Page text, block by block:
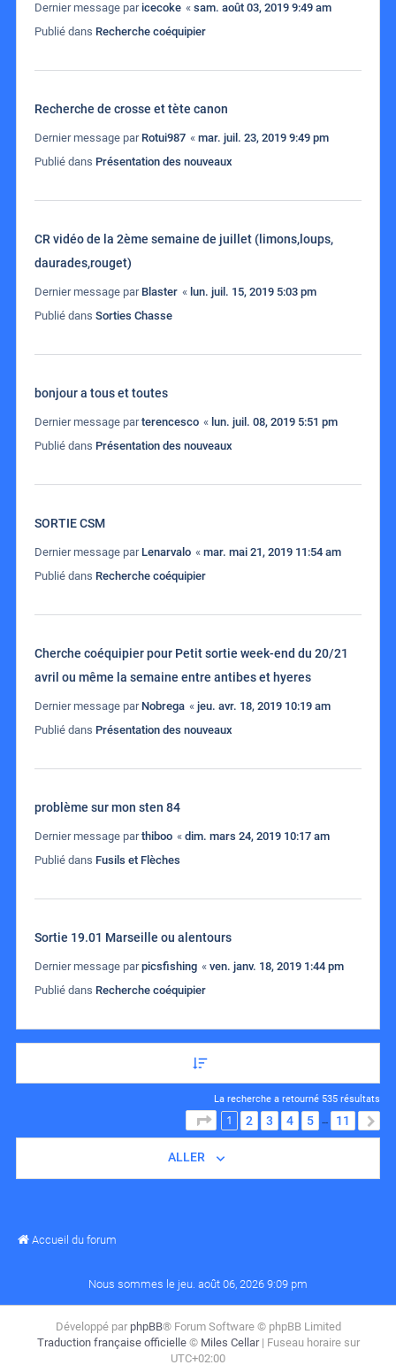
Dernier message paricecoke « sam. août 03, 2019 9:49 am
Publié dans Recherche coéquipier
Recherche de crosse et tète canon
Dernier message par Rotui987 « mar. juil. 23, 2019 9:49 pm
Publié dans Présentation des nouveaux
CR vidéo de la 2ème semaine de juillet (limons,loups,
daurades,rouget)
Dernier message par Blaster « lun. juil. 15, 2019 5:03 pm
Publié dans Sorties Chasse
bonjour a tous et toutes
Dernier message parterencesco « lun. juil. 08, 2019 5:51 pm
Publié dans Présentation des nouveaux
SORTIE CSM
Dernier message par Lenarvalo « mar. mai 21, 2019 11:54 am
Publié dans Recherche coéquipier
Cherche coéquipier pour Petit sortie week-end du 20/21
avril ou même la semaine entre antibes et hyeres
Dernier message par Nobrega « jeu. avr. 18, 2019 10:19 am
Publié dans Présentation des nouveaux
problème sur mon sten 84
Dernier message parthiboo « dim. mars 24, 2019 10:17 am
Publié dans Fusils et Flèches
Sortie 19.01 Marseille ou alentours
Dernier message parpicsfishing « ven. janv. 18, 2019 1:44 pm
Publié dans Recherche coéquipier
La recherche a retourné 535 résultats
PAGE 1 SUR 11
1 2 3 4 5 … 11
ALLER
Accueil du forum
Nous sommes le jeu. août 06, 2026 9:09 pm
Développé par phpBB® Forum Software © phpBB Limited
Traduction française officielle© Miles Cellar | Fuseau horaire sur
UTC+02:00